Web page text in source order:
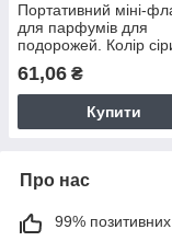
Портативний міні-
для парфумів для
подорожей. Колір
83х19мм / 5мл
61,06 ₴
Купити
Про нас
99% позитивних